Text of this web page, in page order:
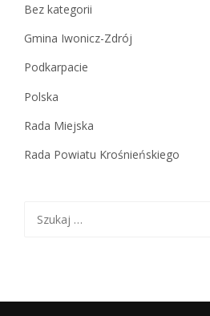
Bez kategorii
Gmina Iwonicz-Zdrój
Podkarpacie
Polska
Rada Miejska
Rada Powiatu Krośnieńskiego